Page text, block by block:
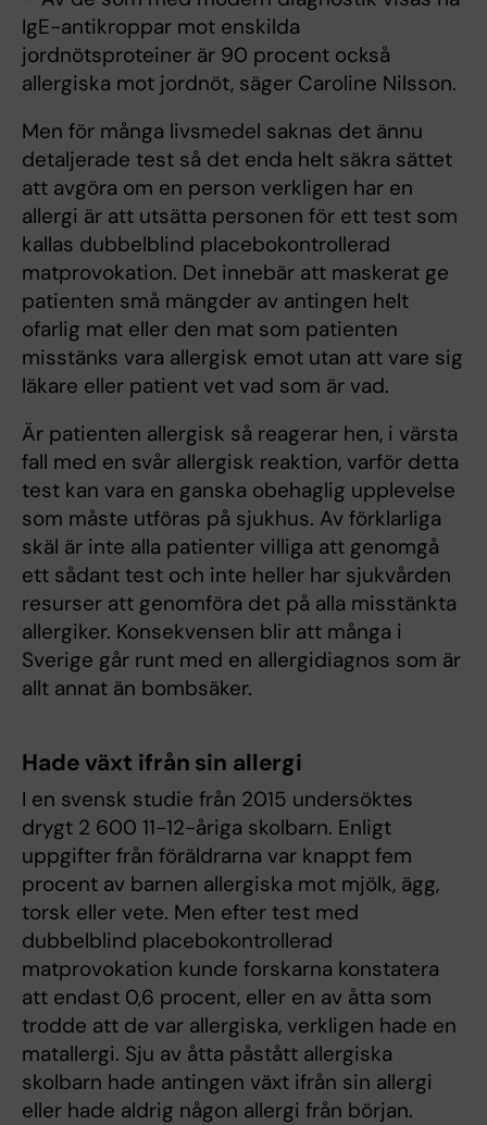
IgE-antikroppar mot enskilda
jordnötsproteiner är 90 procent också
allergiska mot jordnöt, säger Caroline Nilsson.
Men för många livsmedel saknas det ännu
detaljerade test så det enda helt säkra sättet
att avgöra om en person verkligen har en
allergi är att utsätta personen för ett test som
kallas dubbelblind placebokontrollerad
matprovokation. Det innebär att maskerat ge
patienten små mängder av antingen helt
ofarlig mat eller den mat som patienten
misstänks vara allergisk emot utan att vare sig
läkare eller patient vet vad som är vad.
Är patienten allergisk så reagerar hen, i värsta
fall med en svår allergisk reaktion, varför detta
test kan vara en ganska obehaglig upplevelse
som måste utföras på sjukhus. Av förklarliga
skäl är inte alla patienter villiga att genomgå
ett sådant test och inte heller har sjukvården
resurser att genomföra det på alla misstänkta
allergiker. Konsekvensen blir att många i
Sverige går runt med en allergidiagnos som är
allt annat än bombsäker.
Hade växt ifrån sin allergi
I en svensk studie från 2015 undersöktes
drygt 2 600 11-12-åriga skolbarn. Enligt
uppgifter från föräldrarna var knappt fem
procent av barnen allergiska mot mjölk, ägg,
torsk eller vete. Men efter test med
dubbelblind placebokontrollerad
matprovokation kunde forskarna konstatera
att endast 0,6 procent, eller en av åtta som
trodde att de var allergiska, verkligen hade en
matallergi. Sju av åtta påstått allergiska
skolbarn hade antingen växt ifrån sin allergi
eller hade aldrig någon allergi från början.